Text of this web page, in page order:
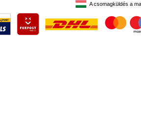
A csomagküldés a